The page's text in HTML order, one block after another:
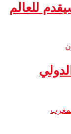
سيقدم للعالم